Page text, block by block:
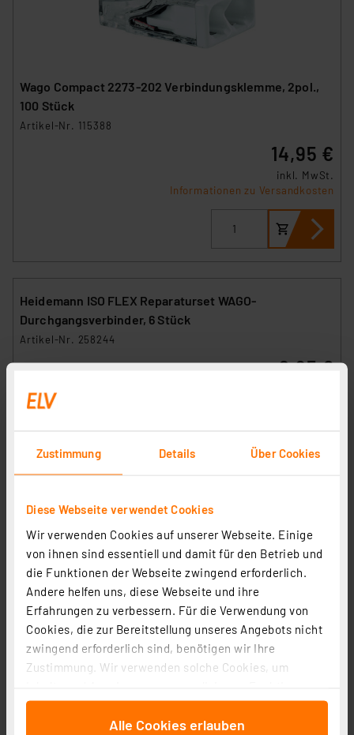
Zustimmung Details Über Cookies
Diese Webseite verwendet Cookies
Wir verwenden Cookies auf unserer Webseite. Einige
von ihnen sind essentiell und damit für den Betrieb und
die Funktionen der Webseite zwingend erforderlich.
Andere helfen uns, diese Webseite und ihre
Erfahrungen zu verbessern. Für die Verwendung von
Cookies, die zur Bereitstellung unseres Angebots nicht
zwingend erforderlich sind, benötigen wir Ihre
Zustimmung. Wir verwenden solche Cookies, um
für soziale Medien anbieten zu können und die Zugriffe
auf unsere Website zu analysieren. Außerdem geben
Alle Cookies erlauben
Wago Compact 2273-202 Verbindungsklemme, 2pol.,
100 Stück
Artikel-Nr. 115388
14,95 €
inkl. MwSt.
Informationen zu Versandkosten
Heidemann ISO FLEX Reparaturset WAGO-
Durchgangsverbinder, 6 Stück
Artikel-Nr. 258244
6,95 €
WAGO Durchgangsverbinder mit Hebel 221-2411, max. 4
mm², 60 Stück
Artikel-Nr. 252002
2 3 4 5 (3)